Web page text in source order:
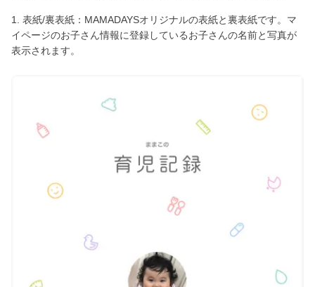
1. 表紙/裏表紙：MAMADAYSオリジナルの表紙と裏表紙です。マ
イページのお子さん情報に登録しているお子さんの名前と写真が
表示されます。